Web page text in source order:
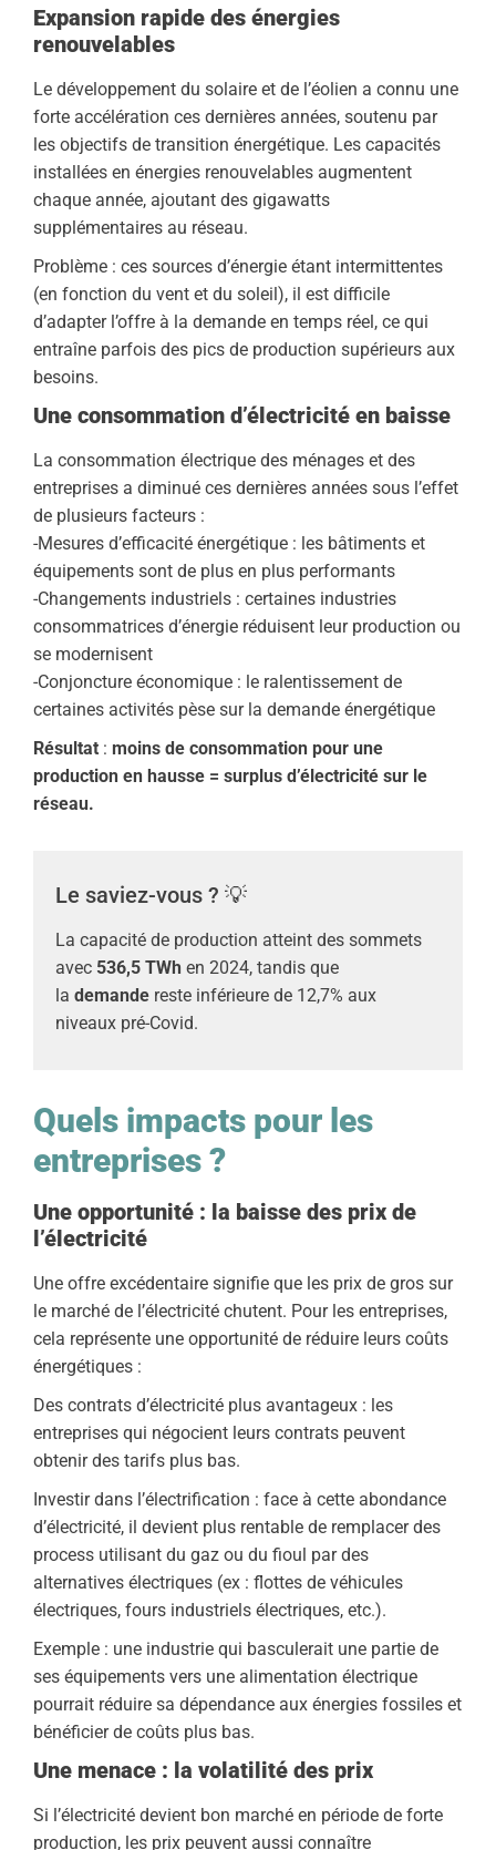
Expansion rapide des énergies
renouvelables
Le développement du solaire et de l’éolien a connu une
forte accélération ces dernières années, soutenu par
les objectifs de transition énergétique. Les capacités
installées en énergies renouvelables augmentent
chaque année, ajoutant des gigawatts
supplémentaires au réseau.
Problème : ces sources d’énergie étant intermittentes
(en fonction du vent et du soleil), il est difficile
d’adapter l’offre à la demande en temps réel, ce qui
entraîne parfois des pics de production supérieurs aux
besoins.
Une consommation d’électricité en baisse
La consommation électrique des ménages et des
entreprises a diminué ces dernières années sous l’effet
de plusieurs facteurs :
-Mesures d’efficacité énergétique : les bâtiments et
équipements sont de plus en plus performants
-Changements industriels : certaines industries
consommatrices d’énergie réduisent leur production ou
se modernisent
-Conjoncture économique : le ralentissement de
certaines activités pèse sur la demande énergétique
Résultat : moins de consommation pour une
production en hausse = surplus d’électricité sur le
réseau.
Le saviez-vous ? 💡
La capacité de production atteint des sommets
avec 536,5 TWh en 2024, tandis que
la demande reste inférieure de 12,7% aux
niveaux pré-Covid.
Quels impacts pour les
entreprises ?
Une opportunité : la baisse des prix de
l’électricité
Une offre excédentaire signifie que les prix de gros sur
le marché de l’électricité chutent. Pour les entreprises,
cela représente une opportunité de réduire leurs coûts
énergétiques :
Des contrats d’électricité plus avantageux : les
entreprises qui négocient leurs contrats peuvent
obtenir des tarifs plus bas.
Investir dans l’électrification : face à cette abondance
d’électricité, il devient plus rentable de remplacer des
process utilisant du gaz ou du fioul par des
alternatives électriques (ex : flottes de véhicules
électriques, fours industriels électriques, etc.).
Exemple : une industrie qui basculerait une partie de
ses équipements vers une alimentation électrique
pourrait réduire sa dépendance aux énergies fossiles et
bénéficier de coûts plus bas.
Une menace : la volatilité des prix
Si l’électricité devient bon marché en période de forte
production, les prix peuvent aussi connaître